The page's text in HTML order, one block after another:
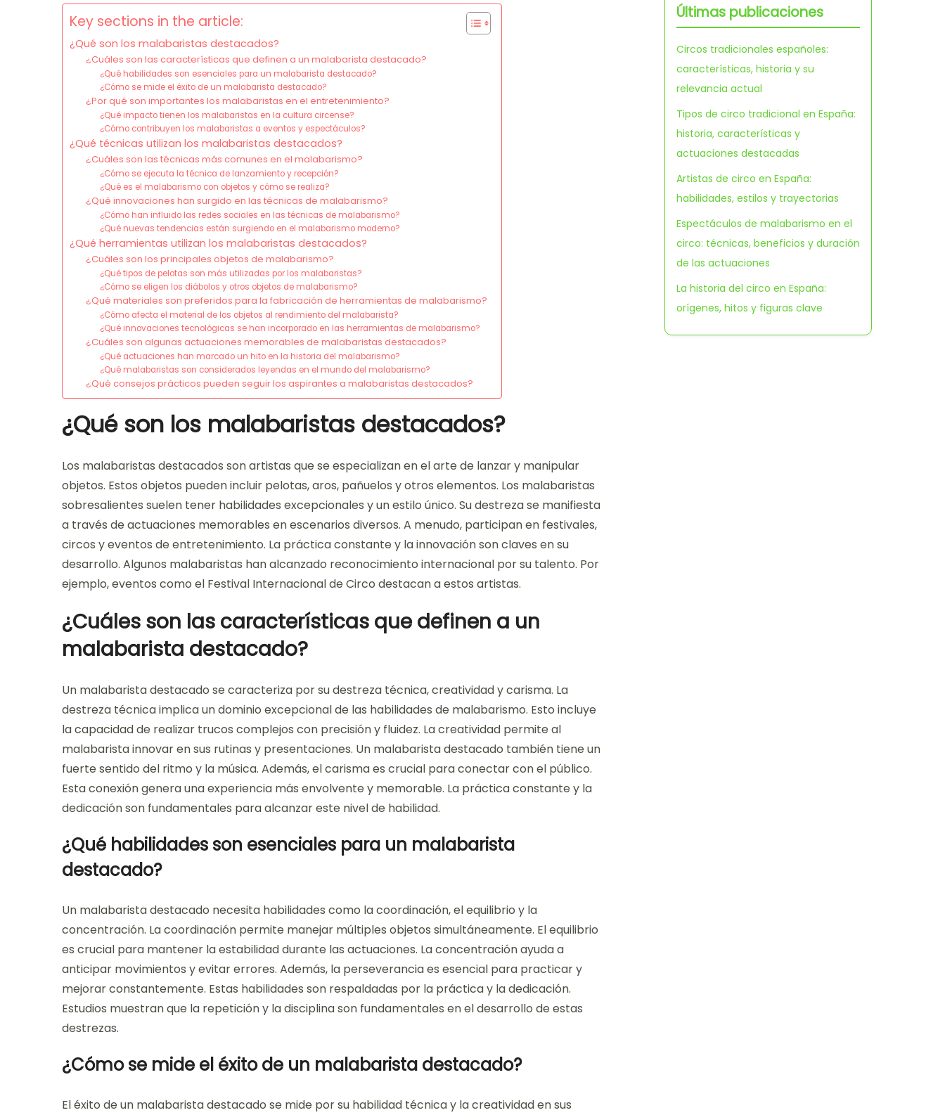
Key sections in the article:
¿Qué son los malabaristas destacados?
¿Cuáles son las características que definen a un malabarista destacado?
¿Qué habilidades son esenciales para un malabarista destacado?
¿Cómo se mide el éxito de un malabarista destacado?
¿Por qué son importantes los malabaristas en el entretenimiento?
¿Qué impacto tienen los malabaristas en la cultura circense?
¿Cómo contribuyen los malabaristas a eventos y espectáculos?
¿Qué técnicas utilizan los malabaristas destacados?
¿Cuáles son las técnicas más comunes en el malabarismo?
¿Cómo se ejecuta la técnica de lanzamiento y recepción?
¿Qué es el malabarismo con objetos y cómo se realiza?
¿Qué innovaciones han surgido en las técnicas de malabarismo?
¿Cómo han influido las redes sociales en las técnicas de malabarismo?
¿Qué nuevas tendencias están surgiendo en el malabarismo moderno?
¿Qué herramientas utilizan los malabaristas destacados?
¿Cuáles son los principales objetos de malabarismo?
¿Qué tipos de pelotas son más utilizadas por los malabaristas?
¿Cómo se eligen los diábolos y otros objetos de malabarismo?
¿Qué materiales son preferidos para la fabricación de herramientas de malabarismo?
¿Cómo afecta el material de los objetos al rendimiento del malabarista?
¿Qué innovaciones tecnológicas se han incorporado en las herramientas de malabarismo?
¿Cuáles son algunas actuaciones memorables de malabaristas destacados?
¿Qué actuaciones han marcado un hito en la historia del malabarismo?
¿Qué malabaristas son considerados leyendas en el mundo del malabarismo?
¿Qué consejos prácticos pueden seguir los aspirantes a malabaristas destacados?
¿Qué son los malabaristas destacados?
Los malabaristas destacados son artistas que se especializan en el arte de lanzar y manipular
objetos. Estos objetos pueden incluir pelotas, aros, pañuelos y otros elementos. Los malabaristas
sobresalientes suelen tener habilidades excepcionales y un estilo único. Su destreza se manifiesta
a través de actuaciones memorables en escenarios diversos. A menudo, participan en festivales,
circos y eventos de entretenimiento. La práctica constante y la innovación son claves en su
desarrollo. Algunos malabaristas han alcanzado reconocimiento internacional por su talento. Por
ejemplo, eventos como el Festival Internacional de Circo destacan a estos artistas.
¿Cuáles son las características que definen a un
malabarista destacado?
Un malabarista destacado se caracteriza por su destreza técnica, creatividad y carisma. La
destreza técnica implica un dominio excepcional de las habilidades de malabarismo. Esto incluye
la capacidad de realizar trucos complejos con precisión y fluidez. La creatividad permite al
malabarista innovar en sus rutinas y presentaciones. Un malabarista destacado también tiene un
fuerte sentido del ritmo y la música. Además, el carisma es crucial para conectar con el público.
Esta conexión genera una experiencia más envolvente y memorable. La práctica constante y la
dedicación son fundamentales para alcanzar este nivel de habilidad.
¿Qué habilidades son esenciales para un malabarista
destacado?
Un malabarista destacado necesita habilidades como la coordinación, el equilibrio y la
concentración. La coordinación permite manejar múltiples objetos simultáneamente. El equilibrio
es crucial para mantener la estabilidad durante las actuaciones. La concentración ayuda a
anticipar movimientos y evitar errores. Además, la perseverancia es esencial para practicar y
mejorar constantemente. Estas habilidades son respaldadas por la práctica y la dedicación.
Estudios muestran que la repetición y la disciplina son fundamentales en el desarrollo de estas
destrezas.
¿Cómo se mide el éxito de un malabarista destacado?
El éxito de un malabarista destacado se mide por su habilidad técnica y la creatividad en sus
Últimas publicaciones
Circos tradicionales españoles:
características, historia y su
relevancia actual
Tipos de circo tradicional en España:
historia, características y
actuaciones destacadas
Artistas de circo en España:
habilidades, estilos y trayectorias
Espectáculos de malabarismo en el
circo: técnicas, beneficios y duración
de las actuaciones
La historia del circo en España:
orígenes, hitos y figuras clave